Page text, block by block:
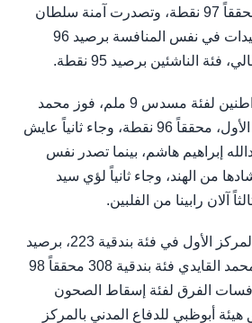
لفئة البندقية سكتون، محققاً 97 نقطة، وتصدرت آمنة سلطان
سعيد الدرمكي فئة السيدات في نفس المنافسة برصيد 96
الناشئين برصيد 95 نقطة.
وشهدت منافسات المواطنين لفئة مسدس 9 ملم، فوز محمد
مبارك البريكي بالمركز الأول، محققاً 96 نقطة، وجاء ثانياً عايش
إبراهيم هاشم، بينما تصدر نفس
من الهند، وجاء ثانياً لؤي سيد
آلان رابينا من الفلبين.
وحقق إبراهيم الدرعي المركز الأول في فئة بندقية 223، برصيد
99 نقطة، وتصدر خالد محمد القايدي فئة بندقية 308 محققاً 98
الفرق لفئة إسقاط الصحون
أبوظبي للدفاع المدني بالمركز